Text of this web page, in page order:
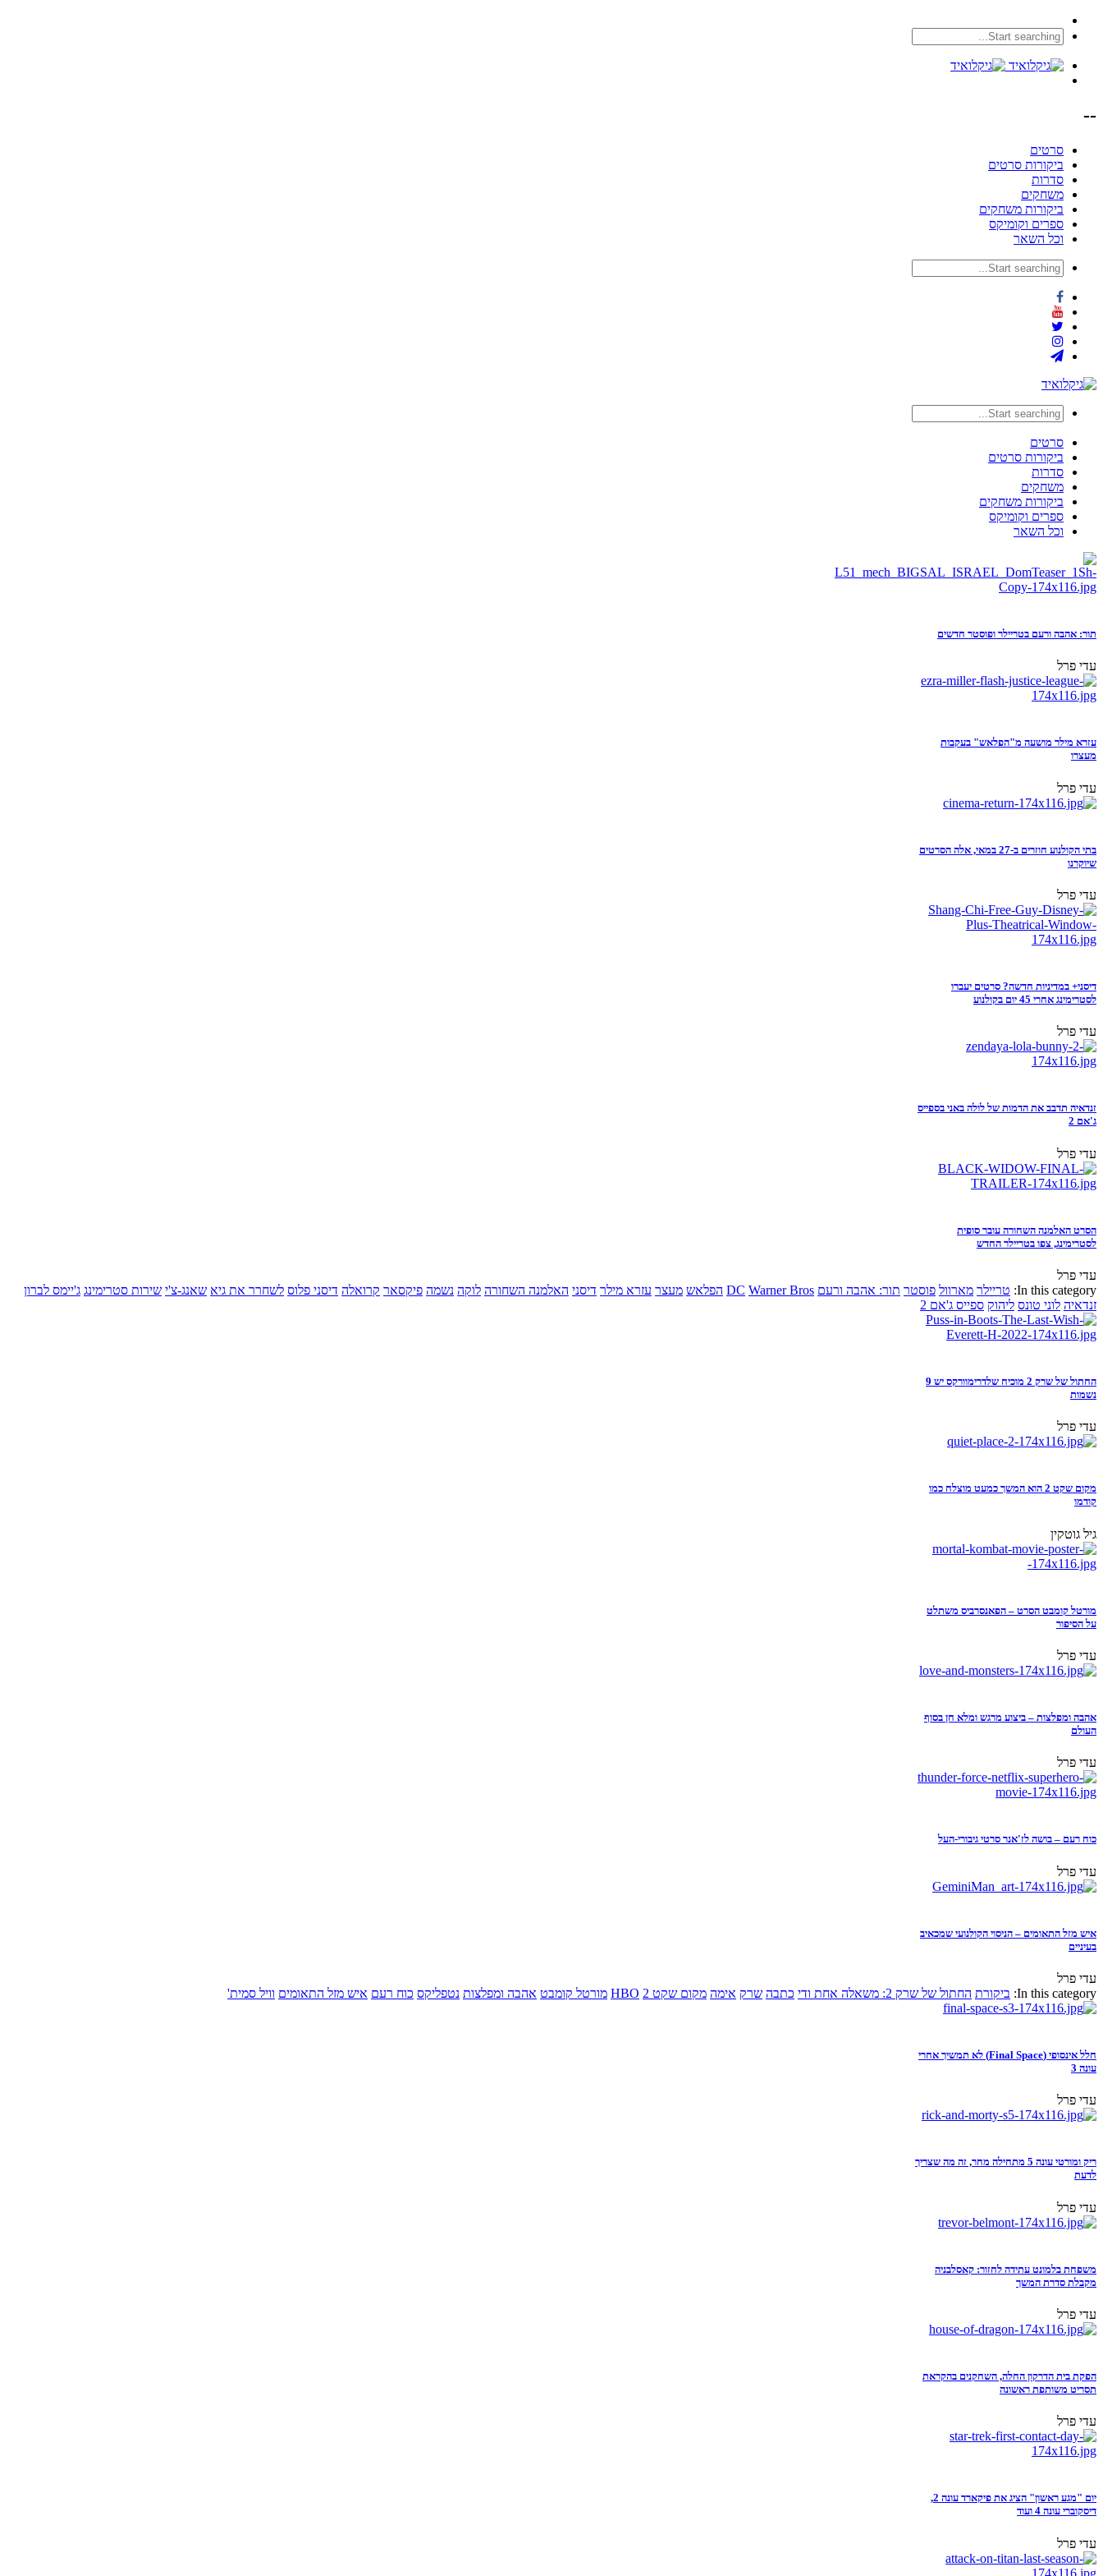
--
סרטים
ביקורות סרטים
סדרות
משחקים
ביקורות משחקים
ספרים וקומיקס
וכל השאר
סרטים
ביקורות סרטים
סדרות
משחקים
ביקורות משחקים
ספרים וקומיקס
וכל השאר
תור: אהבה ורעם בטריילר ופוסטר חדשים
עדי פרל
עזרא מילר מושעה מ"הפלאש" בעקבות
מעצרו
עדי פרל
בתי הקולנוע חוזרים ב-27 במאי, אלה הסרטים
שיוקרנו
עדי פרל
דיסני+ במדיניות חדשה? סרטים יעברו
לסטרימינג אחרי 45 יום בקולנוע
עדי פרל
זנדאיה תדבב את הדמות של לולה באני בספייס
ג'אם 2
עדי פרל
הסרט האלמנה השחורה עובר סופית
לסטרימינג, צפו בטריילר החדש
עדי פרל
In this category: טריילר מארוול פוסטר תור: אהבה ורעם DC Warner Bros הפלאש מעצר עזרא מילר דיסני האלמנה השחורה לוקה נשמה פיקסאר קרואלה דיסני פלוס לשחרר את גיא שאנג-צ'י שירות סטרימינג ג'יימס לברון
זנדאיה לוני טונס ליהוק ספייס ג'אם 2
החתול של שרק 2 מוכיח שלדרימוורקס יש 9
נשמות
עדי פרל
מקום שקט 2 הוא המשך כמעט מוצלח כמו
קודמו
גיל גוטקין
מורטל קומבט הסרט – הפאנסרביס משתלט
על הסיפור
עדי פרל
אהבה ומפלצות – ביצוע מרגש ומלא חן בסוף
העולם
עדי פרל
כוח רעם – בושה לז'אנר סרטי גיבורי-העל
עדי פרל
איש מזל התאומים – הניסוי הקולנועי שמכאיב
בעיניים
עדי פרל
In this category: ביקורת החתול של שרק 2: משאלה אחת ודי כתבה שרק אימה מקום שקט 2 HBO מורטל קומבט אהבה ומפלצות נטפליקס כוח רעם איש מזל התאומים וויל סמית'
חלל אינסופי (Final Space) לא תמשיך אחרי
עונה 3
עדי פרל
ריק ומורטי עונה 5 מתחילה מחר, זה מה שצריך
לדעת
עדי פרל
משפחת בלמונט עתידה לחזור: קאסלבניה
מקבלת סדרת המשך
עדי פרל
הפקת בית הדרקון החלה, השחקנים בהקראת
תסריט משותפת ראשונה
עדי פרל
יום "מגע ראשון" הציג את פיקארד עונה 2,
דיסקוברי עונה 4 ועוד
עדי פרל